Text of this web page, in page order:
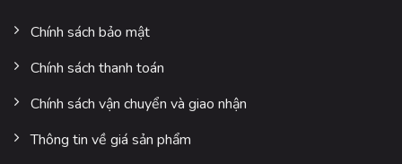
Chính sách bảo mật
Chính sách thanh toán
Chính sách vận chuyển và giao nhận
Thông tin về giá sản phẩm